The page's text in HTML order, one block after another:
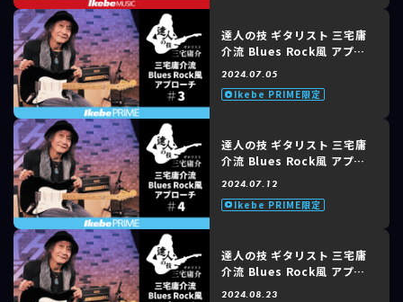
2009年 ソロギタリストとして Strange,Beautiful and Loud 「Lotus
and Visceral Songs」
2014年 Strange,Beautiful and Loud 「Orchestral Supreme 」(共に
Triumph Records)
という2枚のインストゥルメンタル・アルバムをリリース。
2014年 アルファノートより教則DVD「ストラトのポテンシャルを200%
引き出す極意」をリリース。
現在、リーダーバンドStrange,Beautiful and Loudでの活動の他、
TERRA ROSA、MARINOのギタリストとして活動。
【使用楽器】
Fender ストラトキャスター、Marshall アンプ
RCS (Rock Circus Square), Sobbat など
達人の技 ギタリスト 三宅庸
介流 Blues Rock風 アプロ
2024.07.05
Ikebe PRIME限定
達人の技 ギタリスト 三宅庸
介流 Blues Rock風 アプロ
ーチ #4
2024.07.12
Ikebe PRIME限定
達人の技 ギタリスト 三宅庸
介流 Blues Rock風 アプロ
2024.08.23